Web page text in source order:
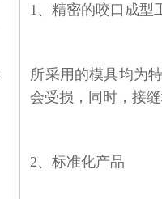
1、精密的咬口成型
所采用的模具均为
会受损，同时，接
2、标准化产品